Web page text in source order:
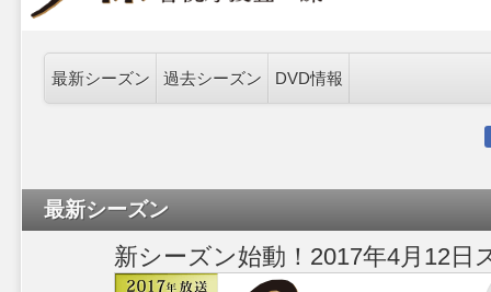
最新シーズン 過去シーズン DVD情報
最新シーズン
新シーズン始動！2017年4月12日